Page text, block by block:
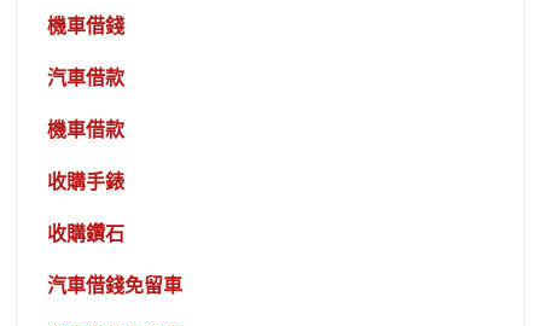
機車借錢
汽車借款
機車借款
收購手錶
收購鑽石
汽車借錢免留車